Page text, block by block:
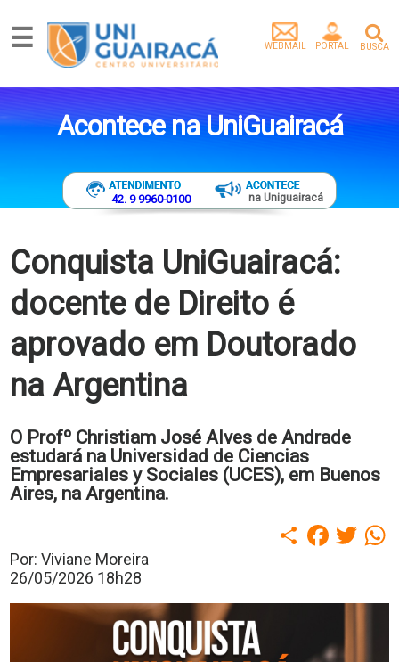
Graduação
Graduação
Extensão
Egressos
Vídeos
Artigos
Instituição
Empresa
Tenha
um
Portal
de
Periódicos
Calendário
Acadêmico
Biblioteca
Guairacard
Portal
da
Empregabilidade
☰ BUSCA
PORTAL
WEBMAIL
Acontece na UniGuairacá
42. 9 9960-0100 na Uniguairacá
Conquista UniGuairacá:
docente de Direito é
aprovado em Doutorado
na Argentina
O Profº Christiam José Alves de Andrade
estudará na Universidad de Ciencias
Empresariales y Sociales (UCES), em Buenos
Aires, na Argentina.
Compartilhar
Por: Viviane Moreira
26/05/2026 18h28